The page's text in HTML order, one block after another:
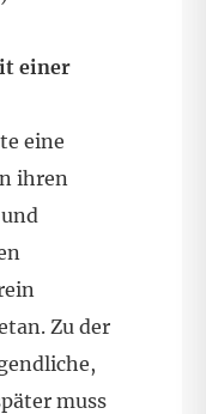
einer
eine
ihren
Zu der
muss